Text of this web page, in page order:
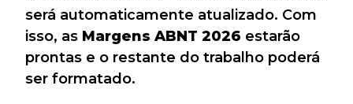
será automaticamente atualizado. Com
isso, as Margens ABNT 2026 estarão
prontas e o restante do trabalho poderá
ser formatado.